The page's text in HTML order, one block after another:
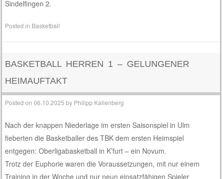
Sindelfingen 2.
Posted in Basketball
BASKETBALL HERREN 1 – GELUNGENER
HEIMAUFTAKT
Posted on06.10.2025 by Philipp Kallenberg
Nach der knappen Niederlage im ersten Saisonspiel in Ulm
fieberten die Basketballer des TBK dem ersten Heimspiel
entgegen: Oberligabasketball in K’furt – ein Novum.
Trotz der Euphorie waren die Voraussetzungen, mit nur einem
Training in der Woche und nur neun einsatzfähigen Spieler